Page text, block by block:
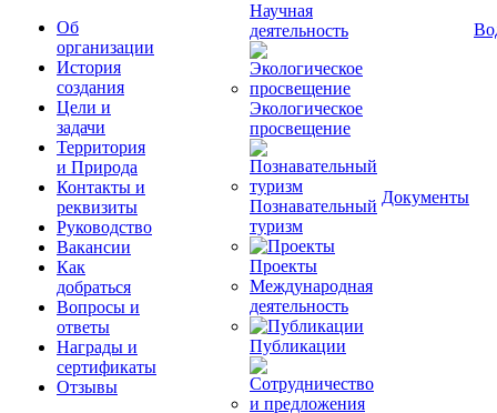
Об
организации
История
создания
Цели и
задачи
Территория
и Природа
Контакты и
реквизиты
Руководство
Вакансии
Как
добраться
Вопросы и
ответы
Награды и
сертификаты
Отзывы
Научная
деятельность
Экологическое
просвещение
Познавательный
туризм
Проекты
Международная
деятельность
Публикации
Документы